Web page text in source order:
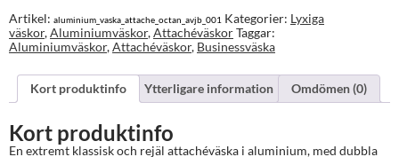
Artikel: aluminium_vaska_attache_octan_avjb_001 Kategorier: Lyxiga
väskor,Aluminiumväskor,AttachéväskorTaggar:
Aluminiumväskor,Attachéväskor, Businessväska
Kort produktinfo Ytterligare information Omdömen (0)
Kort produktinfo
En extremt klassisk och rejäl attachéväska i aluminium, med dubbla